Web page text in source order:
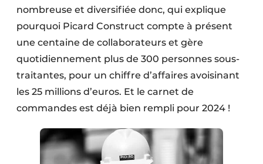
nombreuse et diversifiée donc, qui explique
pourquoi Picard Construct compte à présent
une centaine de collaborateurs et gère
quotidiennement plus de 300 personnes sous-
traitantes, pour un chiffre d’affaires avoisinant
les 25 millions d’euros. Et le carnet de
commandes est déjà bien rempli pour 2024 !